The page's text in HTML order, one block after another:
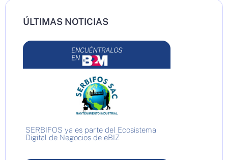
ÚLTIMAS NOTICIAS
SERBIFOS ya es parte del Ecosistema
Digital de Negocios de eBIZ